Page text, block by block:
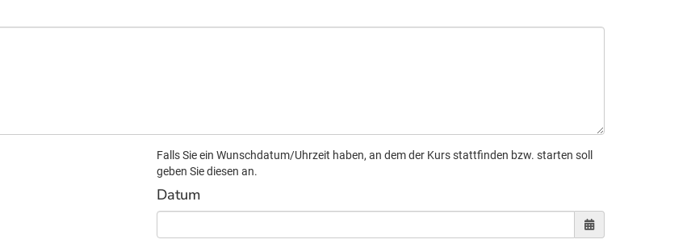
Falls Sie ein Wunschdatum/Uhrzeit haben, an dem der Kurs stattfinden bzw. starten soll
geben Sie diesen an.
Datum